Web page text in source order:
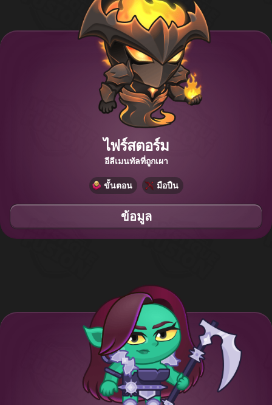
ไฟร์สตอร์ม
อีลีเมนทัลที่ถูกเผา
ขั้นตอน มือปืน
ข้อมูล